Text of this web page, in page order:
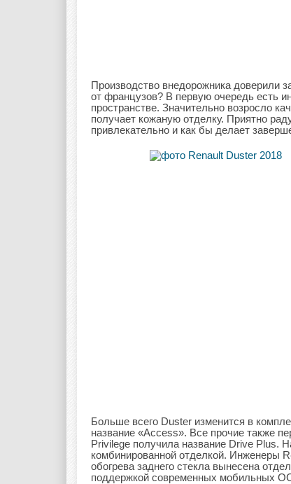
Производство внедорожника доверили
от французов? В первую очередь есть
пространстве. Значительно возросло
получает кожаную отделку. Приятно
привлекательно и как бы делает
Больше всего Duster изменится в
название «Access». Все прочие также
Privilege получила название Drive Plus.
комбинированной отделкой. Инженеры
обогрева заднего стекла вынесена
поддержкой современных мобильных